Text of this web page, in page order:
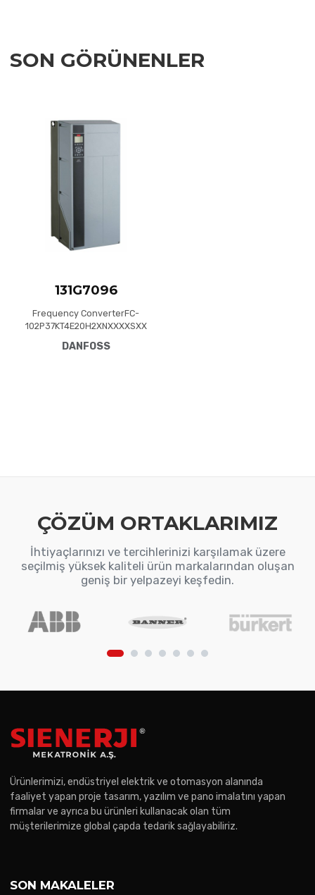
SON GÖRÜNENLER
131G7096
Frequency ConverterFC-
102P37KT4E20H2XNXXXXSXX
Drive FC-102(P37K) 37 KW /
DANFOSS
ÇÖZÜM ORTAKLARIMIZ
İhtiyaçlarınızı ve tercihlerinizi karşılamak üzere
seçilmiş yüksek kaliteli ürün markalarından oluşan
geniş bir yelpazeyi keşfedin.
Ürünlerimizi, endüstriyel elektrik ve otomasyon alanında
faaliyet yapan proje tasarım, yazılım ve pano imalatını yapan
firmalar ve ayrıca bu ürünleri kullanacak olan tüm
müşterilerimize global çapda tedarik sağlayabiliriz.
SON MAKALELER